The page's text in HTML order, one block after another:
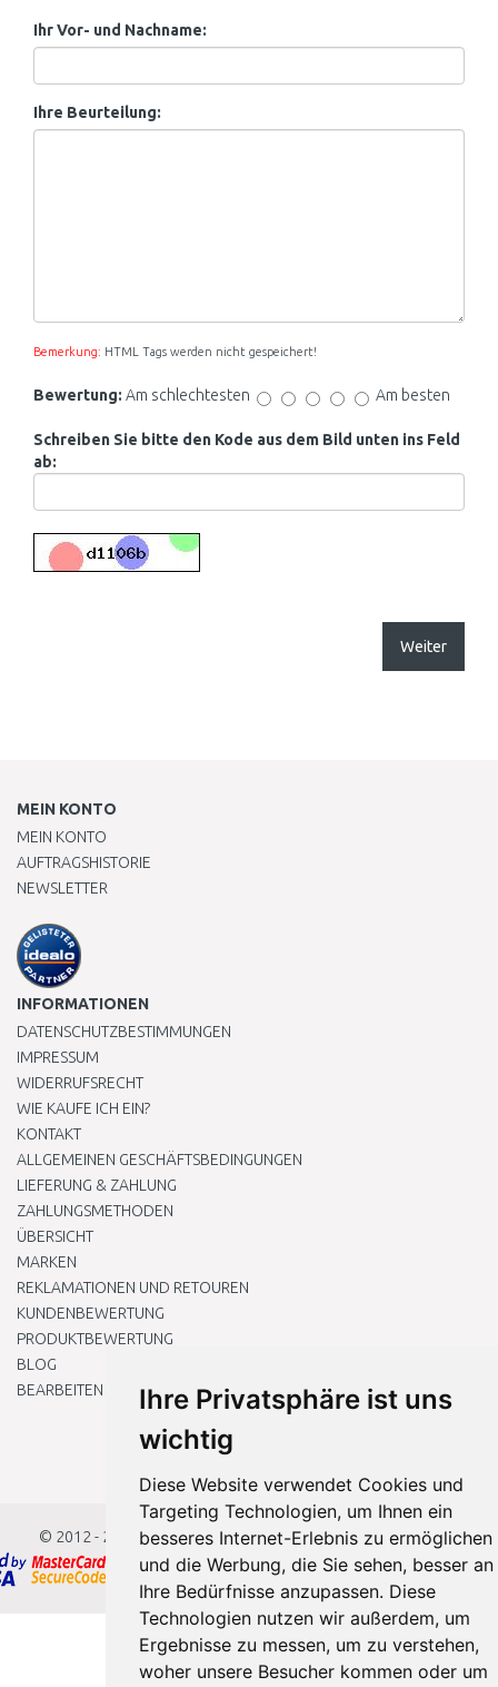
Ihre Privatsphäre ist uns
wichtig
Diese Website verwendet Cookies und
Targeting Technologien, um Ihnen ein
besseres Internet-Erlebnis zu ermöglichen
und die Werbung, die Sie sehen, besser an
Ihre Bedürfnisse anzupassen. Diese
Technologien nutzen wir außerdem, um
Ergebnisse zu messen, um zu verstehen,
woher unsere Besucher kommen oder um
Ihr Vor- und Nachname:
Ihre Beurteilung:
Bemerkung: HTML Tags werden nicht gespeichert!
Bewertung: Am schlechtesten Am besten
Schreiben Sie bitte den Kode aus dem Bild unten ins Feld
ab:
Weiter
MEIN KONTO
MEIN KONTO
AUFTRAGSHISTORIE
NEWSLETTER
INFORMATIONEN
DATENSCHUTZBESTIMMUNGEN
IMPRESSUM
WIDERRUFSRECHT
WIE KAUFE ICH EIN?
KONTAKT
ALLGEMEINEN GESCHÄFTSBEDINGUNGEN
LIEFERUNG & ZAHLUNG
ZAHLUNGSMETHODEN
ÜBERSICHT
MARKEN
REKLAMATIONEN UND RETOUREN
KUNDENBEWERTUNG
PRODUKTBEWERTUNG
BLOG
BEARBEITEN SIE MEINE COOKIE-EINSTELLUNGEN
© 2012 - 2026Baumarkteu.at